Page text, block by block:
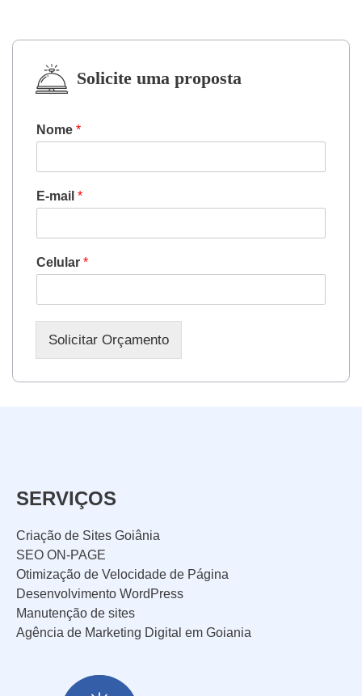
Solicite uma proposta
Nome *
E-mail *
Celular *
Solicitar Orçamento
SERVIÇOS
Criação de Sites Goiânia
SEO ON-PAGE
Otimização de Velocidade de Página
Desenvolvimento WordPress
Manutenção de sites
Agência de Marketing Digital em Goiania